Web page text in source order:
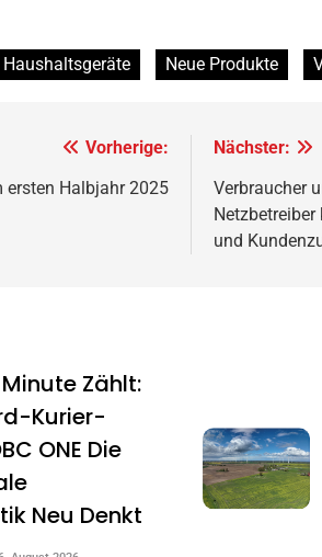
Haushaltsgeräte Neue Produkte
Vorherige:
ersten Halbjahr 2025
Nächster:
Verbraucher
und
Zählt:
Kurier-
ONE Die
Neu Denkt